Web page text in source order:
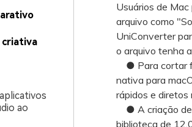
criativa
ao
Usuários de
arquivo como
UniConverter
o arquivo tenha
● Para cortar
nativa para
rápidos e diretos
● A criação de
biblioteca de